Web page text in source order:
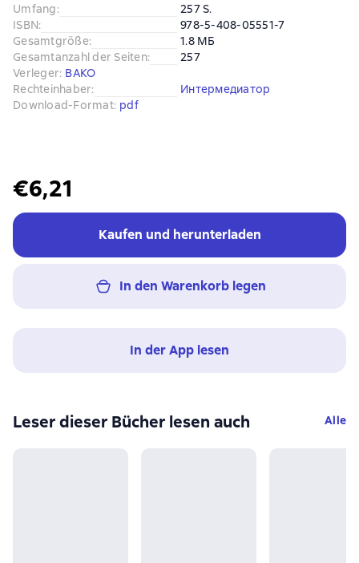
Umfang:
257 S.
ISBN:
978-5-408-05551-7
Gesamtgröße:
1.8 МБ
Gesamtanzahl der Seiten:
257
Verleger: ВАКО
Rechteinhaber:
Интермедиатор
Download-Format: pdf
€6,21
Kaufen und herunterladen
In den Warenkorb legen
In der App lesen
Leser dieser Bücher lesen auch Alle